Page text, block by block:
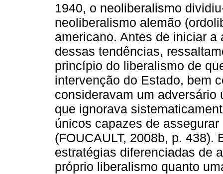
1940, o neoliberalismo
neoliberalismo alemão
americano. Antes de iniciar
dessas tendências,
princípio do liberalismo de
intervenção do Estado, bem
consideravam um
que ignorava
únicos capazes de
(FOUCAULT, 2008b, p. 438).
estratégias diferenciadas de
próprio liberalismo quanto